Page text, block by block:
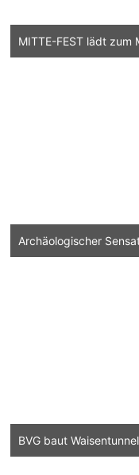
MITTE-FEST lädt zum
Archäologischer
BVG baut